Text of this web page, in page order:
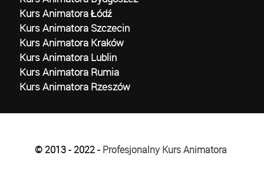
Kurs Animatora Łódź
Kurs Animatora Szczecin
Kurs Animatora Kraków
Kurs Animatora Lublin
Kurs Animatora Rumia
Kurs Animatora Rzeszów
© 2013 - 2022 - Profesjonalny Kurs Animatora